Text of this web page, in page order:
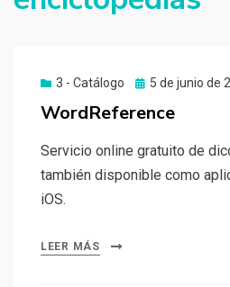
3 - Catálogo
Publicado
5 de junio de
WordReference
Servicio online gratuito de
también disponible como
iOS.
LEER MÁS